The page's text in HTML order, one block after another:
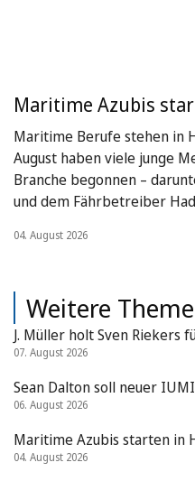
Maritime Azubis
Maritime Berufe stehen in
August haben viele junge
Branche begonnen –
und dem Fährbetreiber
04. August 2026
Weitere
J. Müller holt Sven Riekers
07. August 2026
Sean Dalton soll neuer
06. August 2026
Maritime Azubis starten in
04. August 2026